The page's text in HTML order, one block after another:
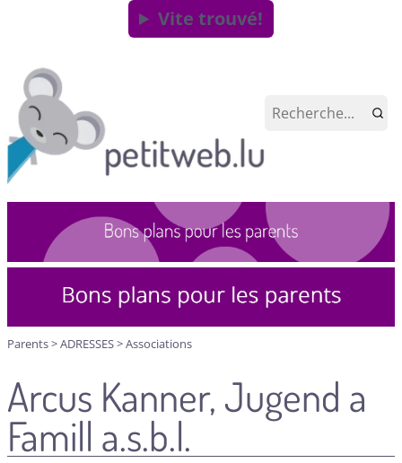
Vite trouvé!
Parents>ADRESSES>Associations
Arcus Kanner, Jugend a
Famill a.s.b.l.